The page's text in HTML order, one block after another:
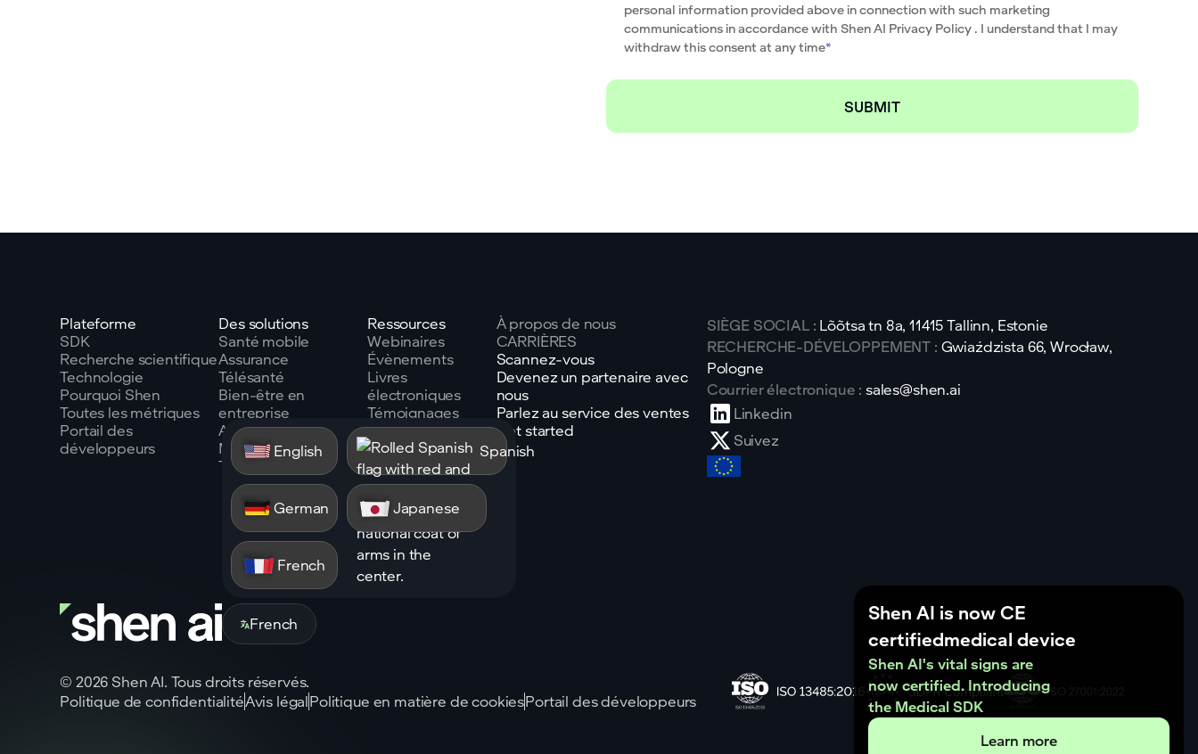
personal information provided above in connection with such marketing
communications in accordance with Shen AI Privacy Policy . I understand that I may
withdraw this consent at any time*
Plateforme
SDK
Recherche scientifique
Technologie
Pourquoi Shen
Toutes les métriques
Portail des
développeurs
Des solutions
Santé mobile
Assurance
Télésanté
Bien-être en
entreprise
Automobile
Miroirs intelligents
Toutes les mesures
Ressources
Webinaires
Évènements
Livres
électroniques
Témoignages
clients
Blogue
Glossaire
À propos de nous
CARRIÈRES
Scannez-vous
Devenez un partenaire avec
nous
Parlez au service des ventes
Get started
SIÈGE SOCIAL : Lõõtsa tn 8a, 11415 Tallinn, Estonie
RECHERCHE-DÉVELOPPEMENT : Gwiaździsta 66, Wrocław,
Pologne
Courrier électronique : sales@shen.ai
Linkedin
Suivez
English Spanish
German Japanese
French
French
© 2026 Shen AI. Tous droits réservés.
Politique de confidentialitéAvis légalPolitique en matière de cookiesPortail des développeurs
Shen AI is now CE
certifiedmedical device
Shen AI's vital signs are
now certified. Introducing
the Medical SDK
Learn more